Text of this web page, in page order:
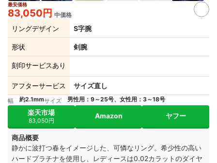
最安価格
83,050円 中価格
リングデザイン S字腕
形状 剣腕
刻印サービスあり
アフターサービス サイズ直し
幅 約2.1mmサイズ 男性用：9～25号、女性用：3～18号
楽天市場
83,050円
Amazon ヤフー
商品概要
静かに波打つ春をイメージした、可憐なリング。 希少性の高い
ハードプラチナを使用し、レディースは0.02カラットのダイヤ